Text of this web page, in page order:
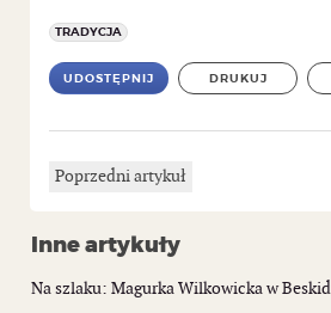
TRADYCJA
UDOSTĘPNIJ DRUKUJ
Poprzedni artykuł
Inne artykuły
Na szlaku: Magurka Wilkowicka w